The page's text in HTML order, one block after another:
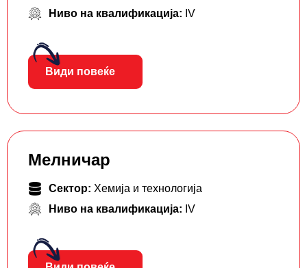
Ниво на квалификација: IV
Види повеќе
Мелничар
Сектор: Хемија и технологија
Ниво на квалификација: IV